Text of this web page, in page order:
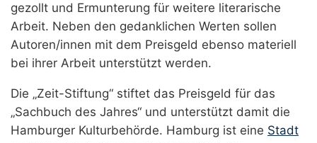
gezollt und Ermunterung für weitere literarische
Arbeit. Neben den gedanklichen Werten sollen
Autoren/innen mit dem Preisgeld ebenso materiell
bei ihrer Arbeit unterstützt werden.
Die „Zeit-Stiftung“ stiftet das Preisgeld für das
„Sachbuch des Jahres“ und unterstützt damit die
Hamburger Kulturbehörde. Hamburg ist eine Stadt